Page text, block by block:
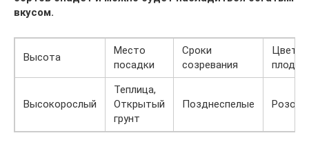
вкусом.
Высота
Место
посадки
Сроки
созревания
Цвет
плодов
Высокорослый
Теплица,
Открытый
грунт
Позднеспелые